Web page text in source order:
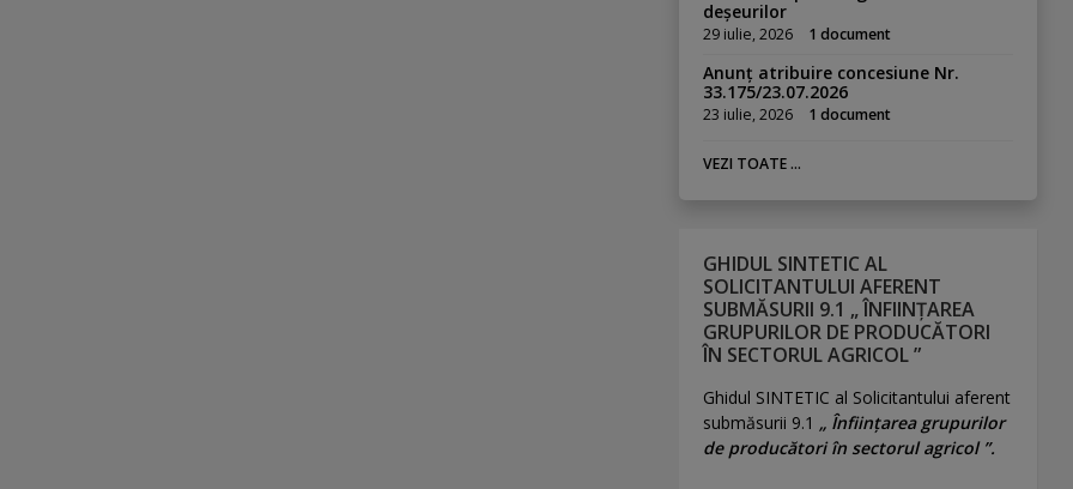
deșeurilor
29 iulie, 2026 1 document
Anunț atribuire concesiune Nr.
33.175/23.07.2026
23 iulie, 2026 1 document
VEZI TOATE ...
GHIDUL SINTETIC AL
SOLICITANTULUI AFERENT
SUBMĂSURII 9.1 „ ÎNFIINȚAREA
GRUPURILOR DE PRODUCĂTORI
ÎN SECTORUL AGRICOL ”
Ghidul SINTETIC al Solicitantului aferent
submăsurii 9.1 „ Înființarea grupurilor
de producători în sectorul agricol ”.